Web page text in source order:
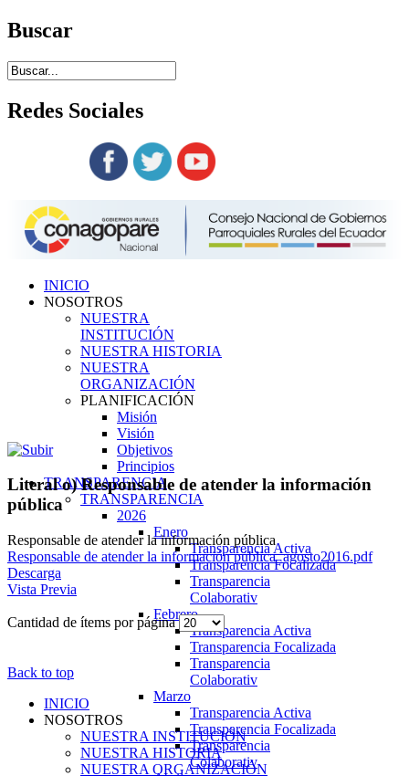
Buscar
Redes Sociales
INICIO
NOSOTROS
NUESTRA
INSTITUCIÓN
NUESTRA HISTORIA
NUESTRA
ORGANIZACIÓN
PLANIFICACIÓN
Misión
Visión
Objetivos
Principios
TRANSPARENCIA
TRANSPARENCIA
2026
Enero
Transparencia Activa
Transparencia Focalizada
Transparencia
Colaborativ
Febrero
Transparencia Activa
Transparencia Focalizada
Transparencia
Colaborativ
Marzo
Transparencia Activa
Transparencia Focalizada
Transparencia
Colaborativ
Literal o) Responsable de atender la información
pública
Responsable de atender la información pública
Responsable de atender la información pública_agosto2016.pdf
Descarga
Vista Previa
Cantidad de ítems por página
Back to top
INICIO
NOSOTROS
NUESTRA INSTITUCIÓN
NUESTRA HISTORIA
NUESTRA ORGANIZACIÓN